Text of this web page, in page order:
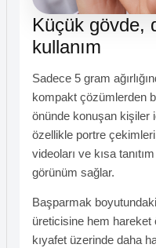
Küçük gövde,
kullanım
Sadece 5 gram
kompakt çözümlerden
önünde konuşan kişiler
özellikle portre
videoları ve kısa
görünüm sağlar.
Başparmak
üreticisine hem hareket
kıyafet üzerinde daha